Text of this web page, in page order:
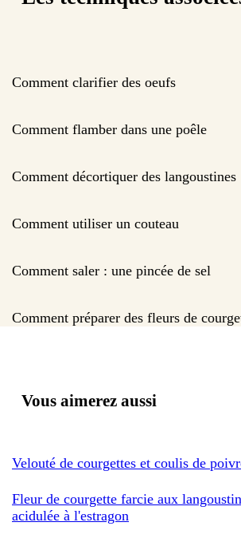
Comment clarifier des oeufs
Comment flamber dans une poêle
Comment décortiquer des langoustines
Comment utiliser un couteau
Comment saler : une pincée de sel
Comment préparer des fleurs de
Vous aimerez aussi
Velouté de courgettes et coulis de
Fleur de courgette farcie aux
acidulée à l'estragon